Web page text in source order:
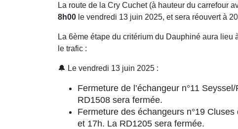
La route de la Cry Cuchet (à hauteur du carrefour
8h00 le vendredi 13 juin 2025, et sera réouvert à
La 6ème étape du critérium du Dauphiné aura lieu
le trafic :
🔔 Le vendredi 13 juin 2025 :
Fermeture de l’échangeur n°11
RD1508 sera fermée.
Fermeture des échangeurs n°19
et 17h. La RD1205 sera fermée.